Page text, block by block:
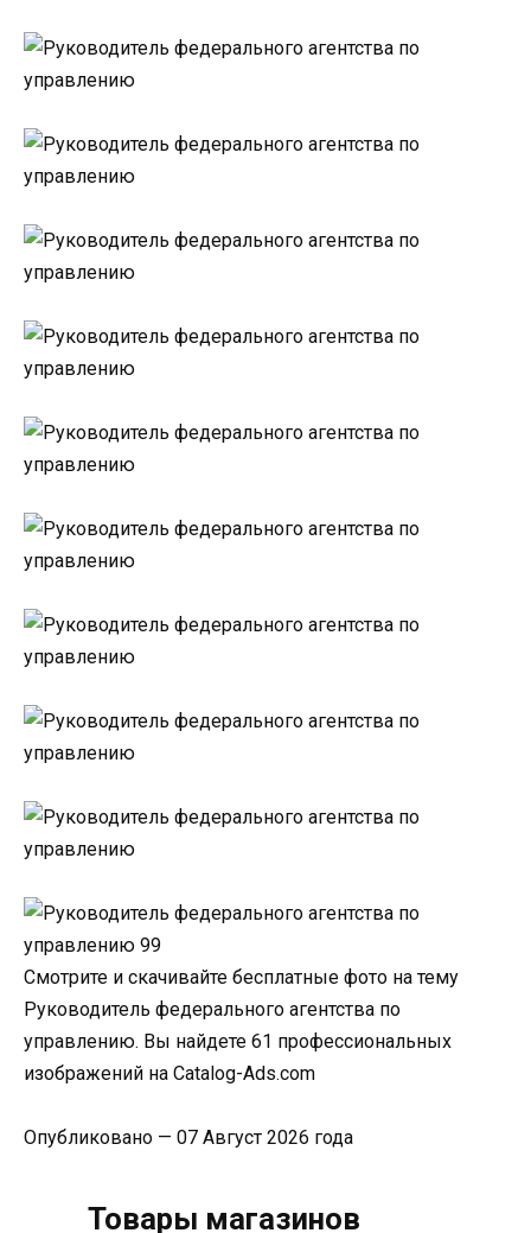
Смотрите и скачивайте бесплатные фото на тему
Руководитель федерального агентства по
управлению. Вы найдете 61 профессиональных
изображений на Catalog-Ads.com
Опубликовано — 07 Август 2026 года
Товары магазинов